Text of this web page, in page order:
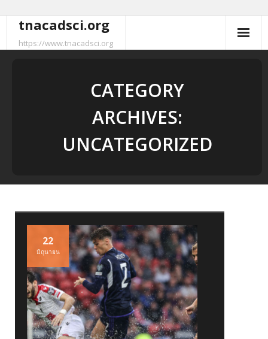
content
tnacadsci.org
https://www.tnacadsci.org
CATEGORY
ARCHIVES:
UNCATEGORIZED
22
มิถุนายน